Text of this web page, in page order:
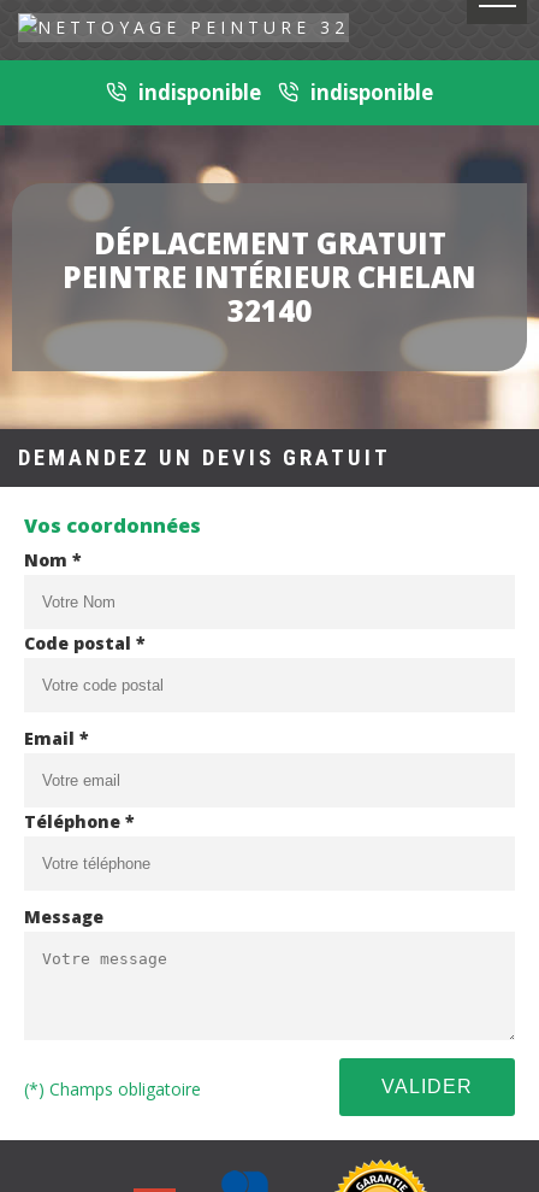
indisponible indisponible
DÉPLACEMENT GRATUIT
PEINTRE INTÉRIEUR CHELAN
32140
DEMANDEZ UN DEVIS GRATUIT
Vos coordonnées
Nom *
Code postal *
Email *
Téléphone *
Message
(*) Champs obligatoire